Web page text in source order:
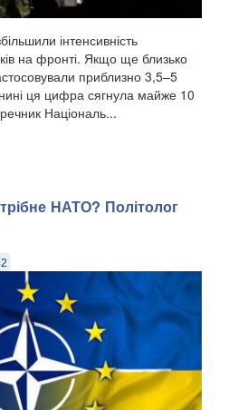
інтенсивність
на фронті. Якщо ще близько
приблизно 3,5–5
ця цифра сягнула майже 10
Національ...
НАТО? Політолог